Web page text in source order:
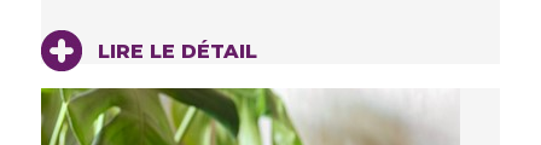
LIRE LE DÉTAIL